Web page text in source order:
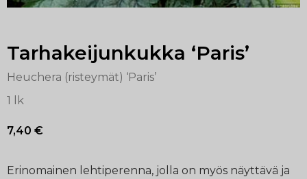
Tarhakeijunkukka ‘Paris’
Heuchera (risteymät) ‘Paris’
1 lk
7,40 €
Erinomainen lehtiperenna, jolla on myös näyttävä ja